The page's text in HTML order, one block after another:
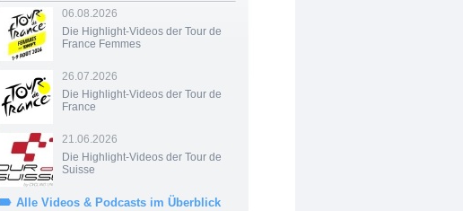
06.08.2026
Die Highlight-Videos der Tour de
France Femmes
26.07.2026
Die Highlight-Videos der Tour de
France
21.06.2026
Die Highlight-Videos der Tour de
Suisse
Alle Videos & Podcasts im Überblick